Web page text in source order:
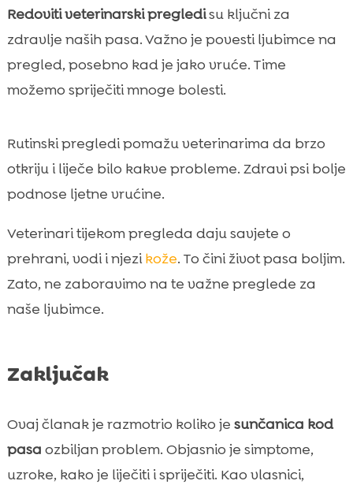
Redoviti veterinarski pregledisu ključni za
zdravlje naših pasa. Važno je povesti ljubimce na
pregled, posebno kad je jako vruće. Time
možemo spriječiti mnoge bolesti.
Rutinski pregledi pomažu veterinarima da brzo
otkriju i liječe bilo kakve probleme. Zdravi psi bolje
podnose ljetne vrućine.
Veterinari tijekom pregleda daju savjete o
prehrani, vodi i njezikože. To čini život pasa boljim.
Zato, ne zaboravimo na te važne preglede za
naše ljubimce.
Zaključak
Ovaj članak je razmotrio koliko je sunčanica kod
pasa ozbiljan problem. Objasnio je simptome,
uzroke, kako je liječiti i spriječiti. Kao vlasnici,